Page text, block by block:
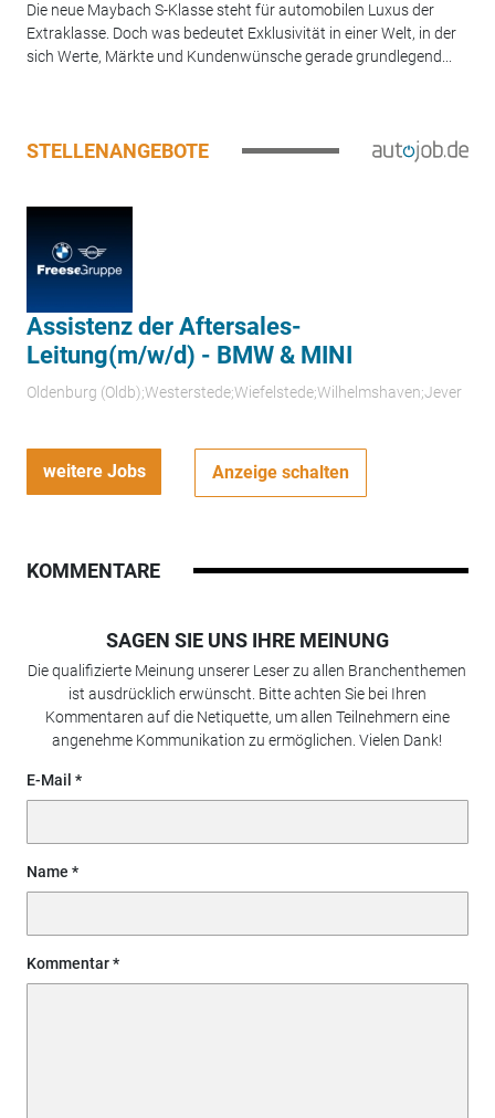
Die neue Maybach S-Klasse steht für automobilen Luxus der
Extraklasse. Doch was bedeutet Exklusivität in einer Welt, in der
sich Werte, Märkte und Kundenwünsche gerade grundlegend...
STELLENANGEBOTE
Assistenz der Aftersales-
Leitung(m/w/d) - BMW & MINI
Oldenburg (Oldb);Westerstede;Wiefelstede;Wilhelmshaven;Jever
weitere Jobs Anzeige schalten
KOMMENTARE
SAGEN SIE UNS IHRE MEINUNG
Die qualifizierte Meinung unserer Leser zu allen Branchenthemen
ist ausdrücklich erwünscht. Bitte achten Sie bei Ihren
Kommentaren auf die Netiquette, um allen Teilnehmern eine
angenehme Kommunikation zu ermöglichen. Vielen Dank!
E-Mail
Name
Kommentar